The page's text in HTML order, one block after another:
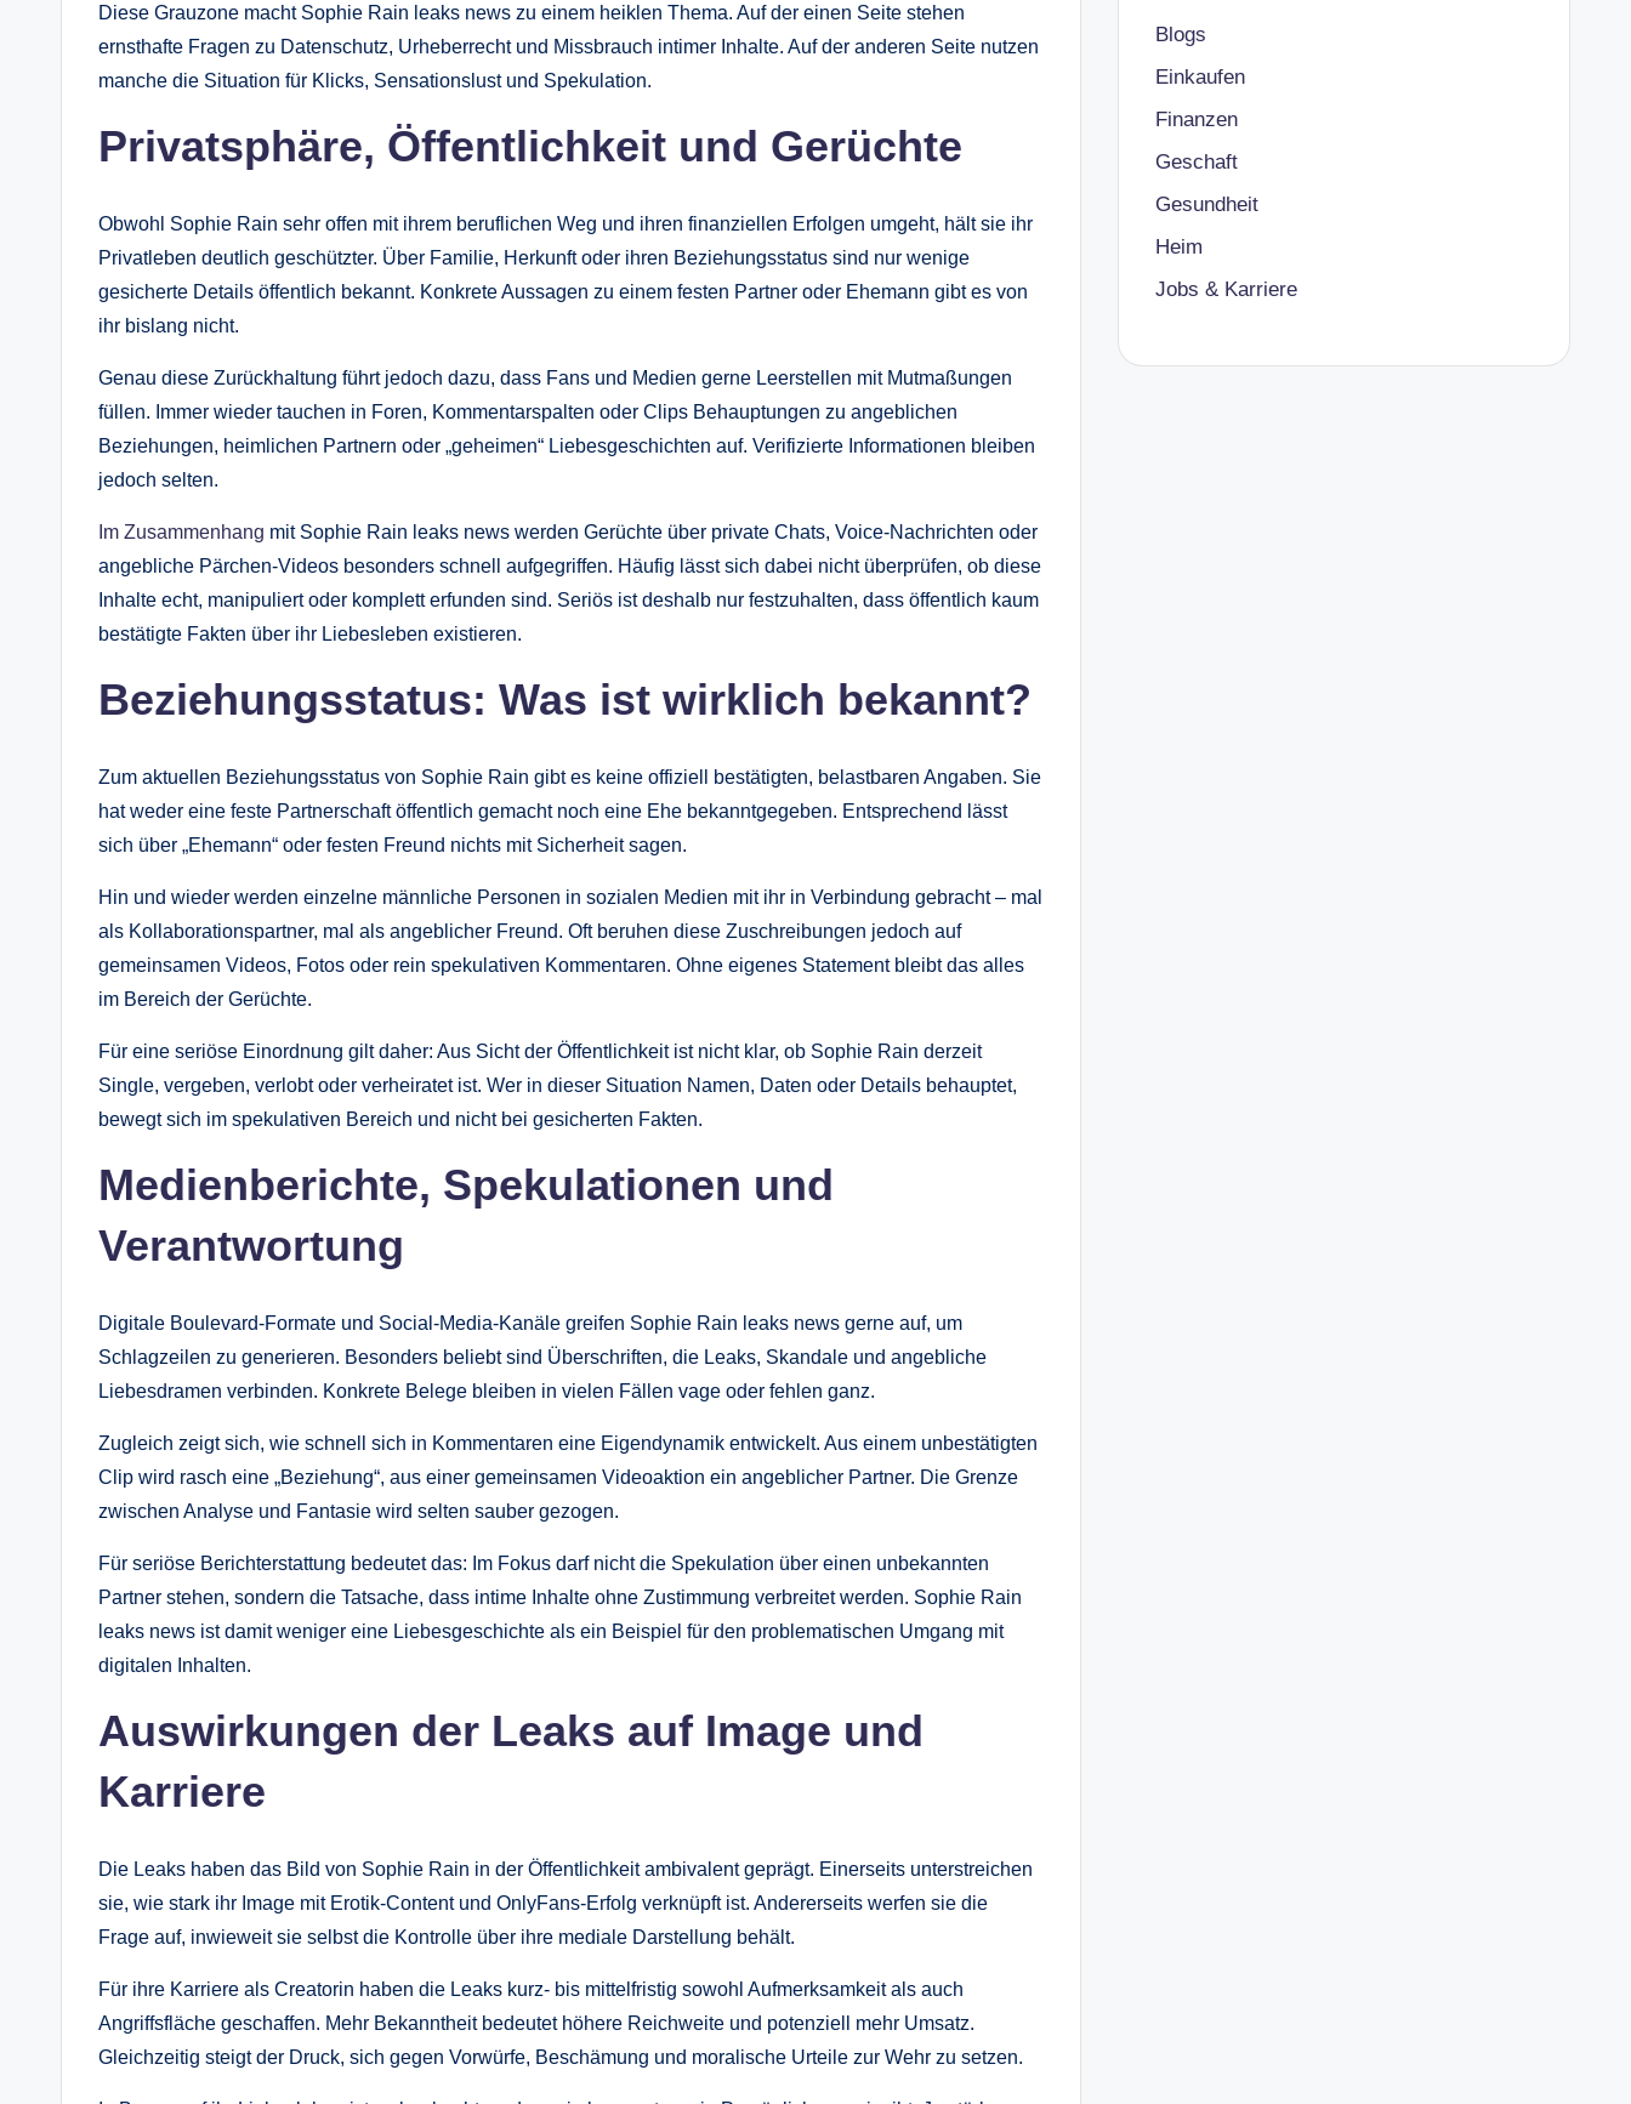
Diese Grauzone macht Sophie Rain leaks news zu einem heiklen Thema. Auf der einen Seite stehen
ernsthafte Fragen zu Datenschutz, Urheberrecht und Missbrauch intimer Inhalte. Auf der anderen Seite nutzen
manche die Situation für Klicks, Sensationslust und Spekulation.
Privatsphäre, Öffentlichkeit und Gerüchte
Obwohl Sophie Rain sehr offen mit ihrem beruflichen Weg und ihren finanziellen Erfolgen umgeht, hält sie ihr
Privatleben deutlich geschützter. Über Familie, Herkunft oder ihren Beziehungsstatus sind nur wenige
gesicherte Details öffentlich bekannt. Konkrete Aussagen zu einem festen Partner oder Ehemann gibt es von
ihr bislang nicht.
Genau diese Zurückhaltung führt jedoch dazu, dass Fans und Medien gerne Leerstellen mit Mutmaßungen
füllen. Immer wieder tauchen in Foren, Kommentarspalten oder Clips Behauptungen zu angeblichen
Beziehungen, heimlichen Partnern oder „geheimen“ Liebesgeschichten auf. Verifizierte Informationen bleiben
jedoch selten.
Im Zusammenhang mit Sophie Rain leaks news werden Gerüchte über private Chats, Voice-Nachrichten oder
angebliche Pärchen-Videos besonders schnell aufgegriffen. Häufig lässt sich dabei nicht überprüfen, ob diese
Inhalte echt, manipuliert oder komplett erfunden sind. Seriös ist deshalb nur festzuhalten, dass öffentlich kaum
bestätigte Fakten über ihr Liebesleben existieren.
Beziehungsstatus: Was ist wirklich bekannt?
Zum aktuellen Beziehungsstatus von Sophie Rain gibt es keine offiziell bestätigten, belastbaren Angaben. Sie
hat weder eine feste Partnerschaft öffentlich gemacht noch eine Ehe bekanntgegeben. Entsprechend lässt
sich über „Ehemann“ oder festen Freund nichts mit Sicherheit sagen.
Hin und wieder werden einzelne männliche Personen in sozialen Medien mit ihr in Verbindung gebracht – mal
als Kollaborationspartner, mal als angeblicher Freund. Oft beruhen diese Zuschreibungen jedoch auf
gemeinsamen Videos, Fotos oder rein spekulativen Kommentaren. Ohne eigenes Statement bleibt das alles
im Bereich der Gerüchte.
Für eine seriöse Einordnung gilt daher: Aus Sicht der Öffentlichkeit ist nicht klar, ob Sophie Rain derzeit
Single, vergeben, verlobt oder verheiratet ist. Wer in dieser Situation Namen, Daten oder Details behauptet,
bewegt sich im spekulativen Bereich und nicht bei gesicherten Fakten.
Medienberichte, Spekulationen und
Verantwortung
Digitale Boulevard-Formate und Social-Media-Kanäle greifen Sophie Rain leaks news gerne auf, um
Schlagzeilen zu generieren. Besonders beliebt sind Überschriften, die Leaks, Skandale und angebliche
Liebesdramen verbinden. Konkrete Belege bleiben in vielen Fällen vage oder fehlen ganz.
Zugleich zeigt sich, wie schnell sich in Kommentaren eine Eigendynamik entwickelt. Aus einem unbestätigten
Clip wird rasch eine „Beziehung“, aus einer gemeinsamen Videoaktion ein angeblicher Partner. Die Grenze
zwischen Analyse und Fantasie wird selten sauber gezogen.
Für seriöse Berichterstattung bedeutet das: Im Fokus darf nicht die Spekulation über einen unbekannten
Partner stehen, sondern die Tatsache, dass intime Inhalte ohne Zustimmung verbreitet werden. Sophie Rain
leaks news ist damit weniger eine Liebesgeschichte als ein Beispiel für den problematischen Umgang mit
digitalen Inhalten.
Auswirkungen der Leaks auf Image und
Karriere
Die Leaks haben das Bild von Sophie Rain in der Öffentlichkeit ambivalent geprägt. Einerseits unterstreichen
sie, wie stark ihr Image mit Erotik-Content und OnlyFans-Erfolg verknüpft ist. Andererseits werfen sie die
Frage auf, inwieweit sie selbst die Kontrolle über ihre mediale Darstellung behält.
Für ihre Karriere als Creatorin haben die Leaks kurz- bis mittelfristig sowohl Aufmerksamkeit als auch
Angriffsfläche geschaffen. Mehr Bekanntheit bedeutet höhere Reichweite und potenziell mehr Umsatz.
Gleichzeitig steigt der Druck, sich gegen Vorwürfe, Beschämung und moralische Urteile zur Wehr zu setzen.
Blogs
Einkaufen
Finanzen
Geschaft
Gesundheit
Heim
Jobs & Karriere